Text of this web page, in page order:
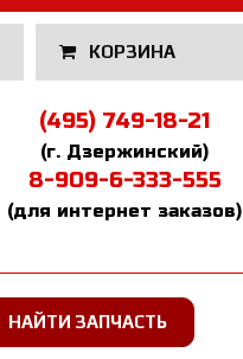
КОРЗИНА
(495) 749-18-21
(г. Дзержинский)
8-909-6-333-555
(для интернет заказов)